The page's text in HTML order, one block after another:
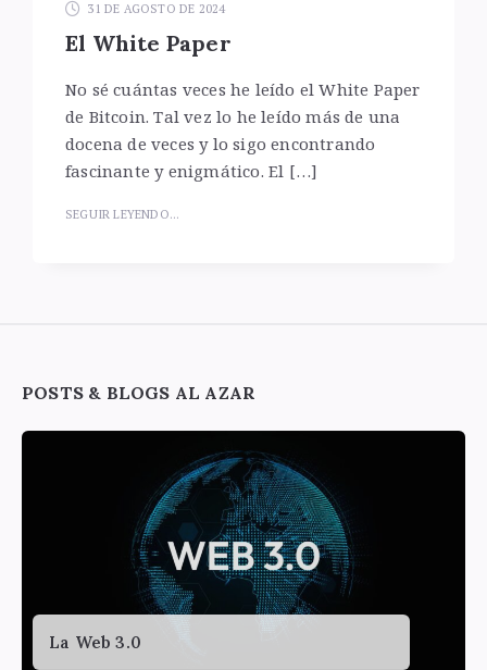
31 DE AGOSTO DE 2024
El White Paper
No sé cuántas veces he leído el White Paper
de Bitcoin. Tal vez lo he leído más de una
docena de veces y lo sigo encontrando
fascinante y enigmático. El […]
SEGUIR LEYENDO...
Widgets
POSTS & BLOGS AL AZAR
La Web 3.0